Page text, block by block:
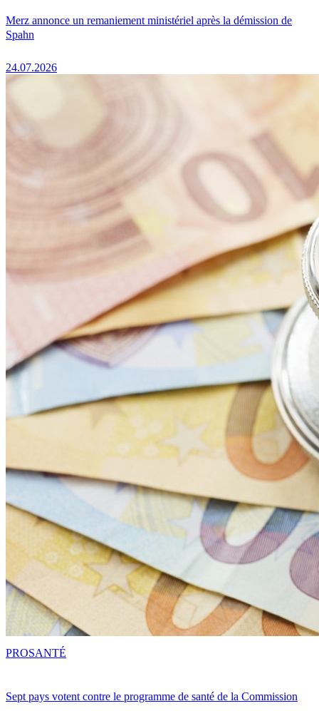
Merz annonce un remaniement ministériel après la démission de
Spahn
24.07.2026
Sept pays votent contre le programme de santé de la Commission
PROSANTÉ